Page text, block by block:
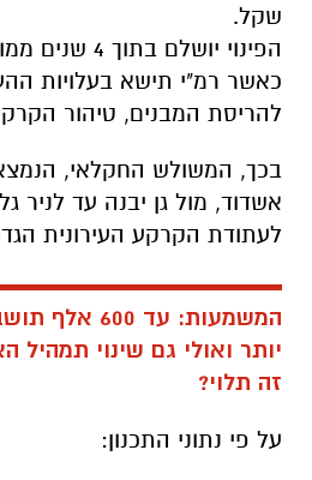
שקל.
הפינוי יושלם
כאשר רמ"י תישא בעלויות
להריסת המבנים, טיהור
בכך, המשולש החקלאי,
אשדוד, מול גן יבנה עד לניר
לעתודת הקרקע העירונית
המשמעות: עד
יותר ואולי גם שינוי תמהיל
זה תלוי?
על פי נתוני התכנון: